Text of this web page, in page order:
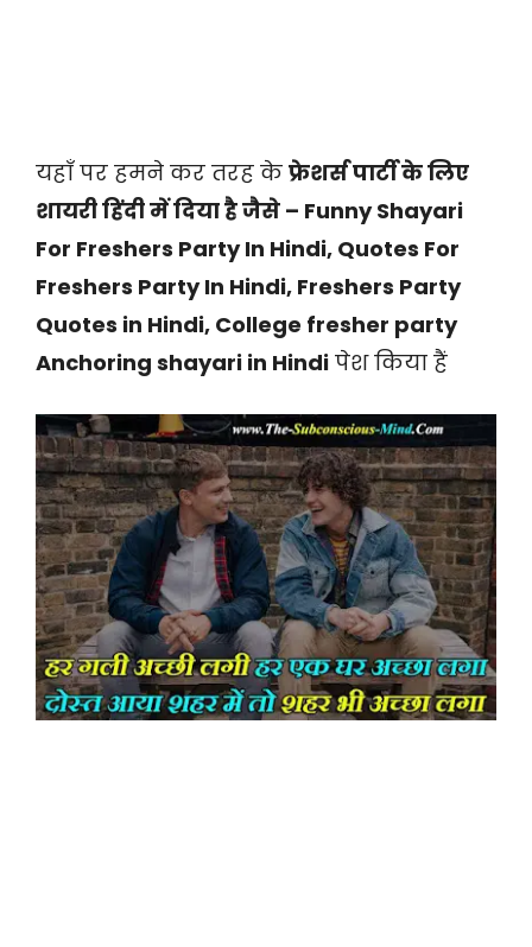
यहाँ पर हमने कर तरह के फ्रेशर्स पार्टी के लिए
शायरी हिंदी में दिया है जैसे – Funny Shayari
For Freshers Party In Hindi, Quotes For
Freshers Party In Hindi, Freshers Party
Quotes in Hindi, College fresher party
Anchoring shayari in Hindi पेश किया हैं